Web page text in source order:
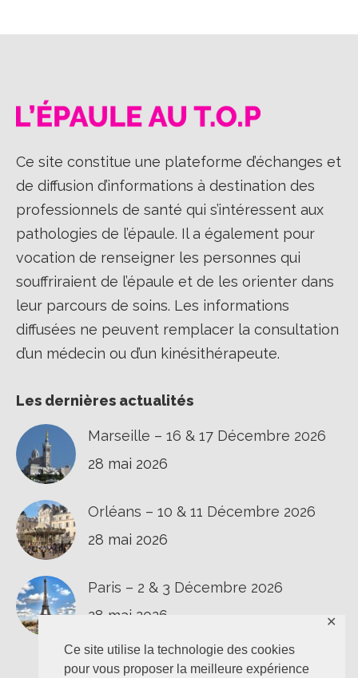
Ce site utilise la technologie des cookies
pour vous proposer la meilleure expérience
✕
Ce site constitue une plateforme d’échanges et
de diffusion d’informations à destination des
professionnels de santé qui s’intéressent aux
pathologies de l’épaule. Il a également pour
vocation de renseigner les personnes qui
souffriraient de l’épaule et de les orienter dans
leur parcours de soins. Les informations
diffusées ne peuvent remplacer la consultation
d’un médecin ou d’un kinésithérapeute.
Les dernières actualités
Marseille – 16 & 17 Décembre 2026
28 mai 2026
Orléans – 10 & 11 Décembre 2026
28 mai 2026
Paris – 2 & 3 Décembre 2026
28 mai 2026